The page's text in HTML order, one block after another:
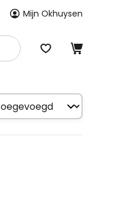
Mijn Okhuysen